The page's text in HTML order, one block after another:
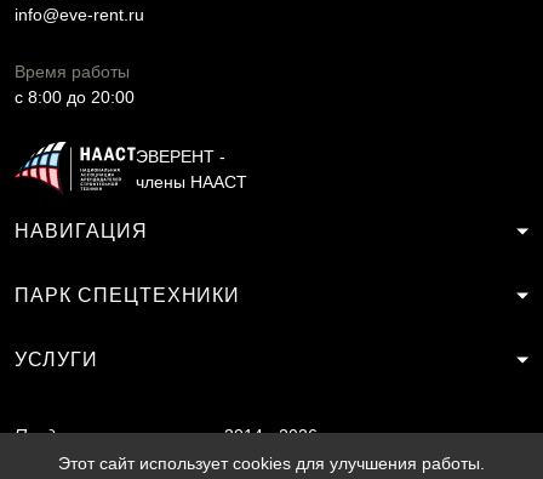
info@eve-rent.ru
Время работы
c 8:00 до 20:00
ЭВЕРЕНТ -
члены НААСТ
НАВИГАЦИЯ
ПАРК СПЕЦТЕХНИКИ
УСЛУГИ
Продвижение
сайтаSF.RU
2014 - 2026
Этот сайт использует cookies для улучшения работы.